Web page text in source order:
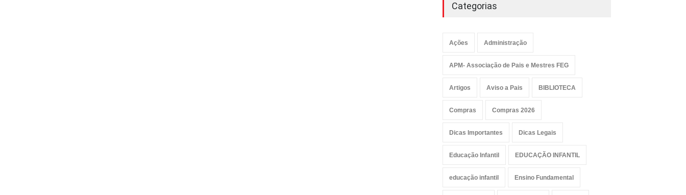
Categorias
Ações Administração
APM- Associação de Pais e Mestres FEG
Artigos Aviso a Pais BIBLIOTECA
Compras Compras 2026
Dicas Importantes Dicas Legais
Educação Infantil EDUCAÇÃO INFANTIL
educação infantil Ensino Fundamental